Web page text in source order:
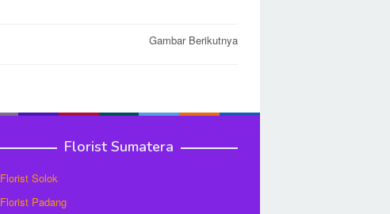
Gambar Berikutnya
Florist Sumatera
Florist Solok
Florist Padang